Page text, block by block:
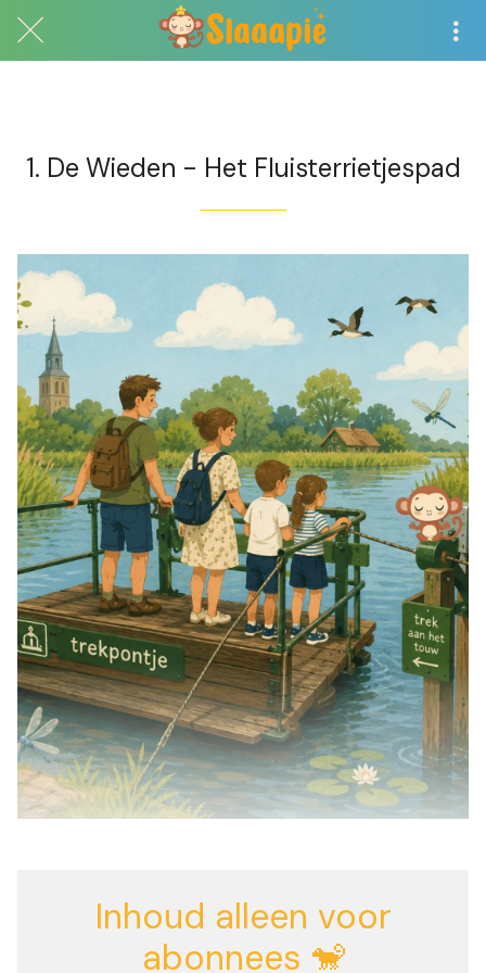
1. De Wieden - Het Fluisterrietjespad
Inhoud alleen voor
abonnees 🐒